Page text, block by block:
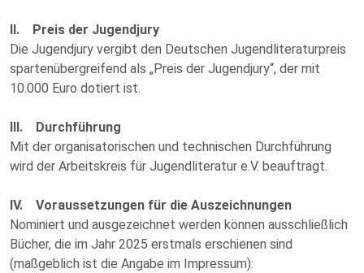
II. Preis der Jugendjury
Die Jugendjury vergibt den Deutschen Jugendliteraturpreis
spartenübergreifend als „Preis der Jugendjury“, der mit
10.000 Euro dotiert ist.
III. Durchführung
Mit der organisatorischen und technischen Durchführung
wird der Arbeitskreis für Jugendliteratur e.V. beauftragt.
IV. Voraussetzungen für die Auszeichnungen
Nominiert und ausgezeichnet werden können ausschließlich
Bücher, die im Jahr 2025 erstmals erschienen sind
(maßgeblich ist die Angabe im Impressum):